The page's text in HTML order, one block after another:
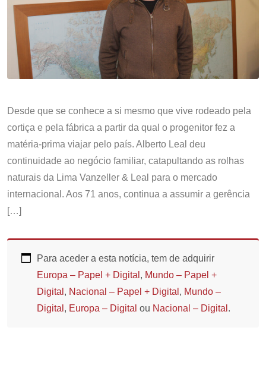
Desde que se conhece a si mesmo que vive rodeado pela
cortiça e pela fábrica a partir da qual o progenitor fez a
matéria-prima viajar pelo país. Alberto Leal deu
continuidade ao negócio familiar, catapultando as rolhas
naturais da Lima Vanzeller & Leal para o mercado
internacional. Aos 71 anos, continua a assumir a gerência
[…]
Para aceder a esta notícia, tem de adquirir
Europa – Papel + Digital , Mundo – Papel +
Digital , Nacional – Papel + Digital , Mundo –
Digital , Europa – Digital ou Nacional – Digital .